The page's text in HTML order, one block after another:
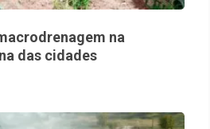
na
das cidades